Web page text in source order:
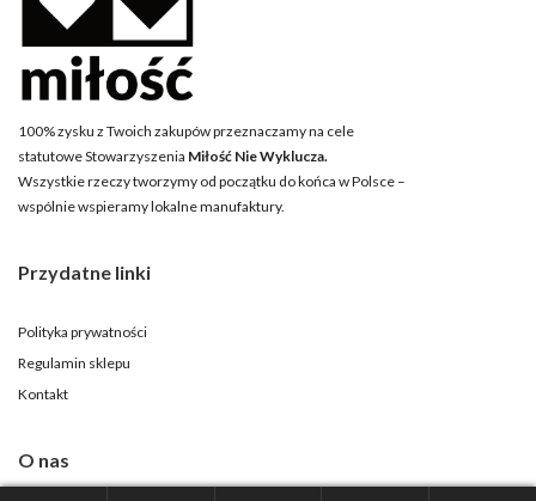
100% zysku z Twoich zakupów przeznaczamy na cele
statutowe Stowarzyszenia Miłość Nie Wyklucza.
Wszystkie rzeczy tworzymy od początku do końca w Polsce –
wspólnie wspieramy lokalne manufaktury.
Przydatne linki
Polityka prywatności
Regulamin sklepu
Kontakt
O nas